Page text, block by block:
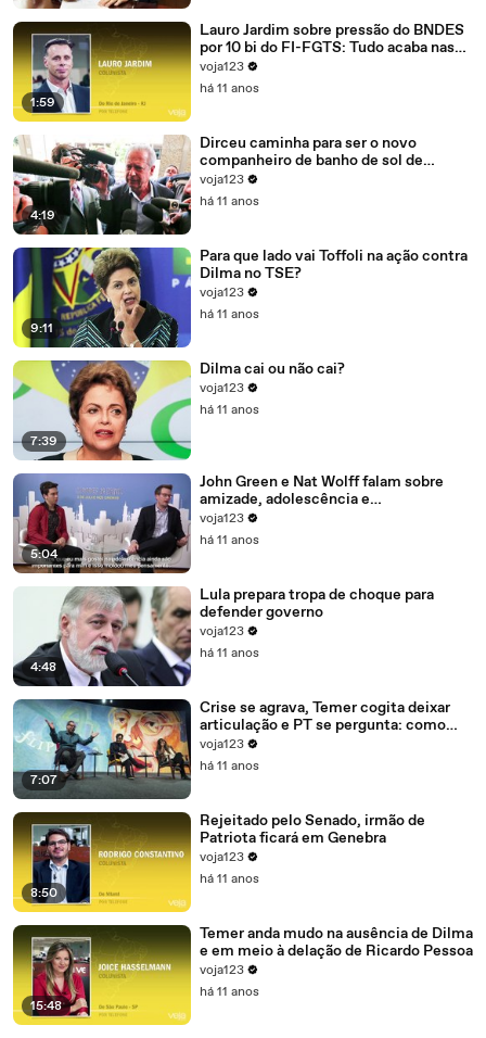
1:59
Lauro Jardim sobre pressão do BNDES
por 10 bi do FI-FGTS: Tudo acaba nas
mãos de Cunha
voja123
há 11 anos
4:19
Dirceu caminha para ser o novo
companheiro de banho de sol de
Marcelo Odebrecht e Cia.
voja123
há 11 anos
9:11
Para que lado vai Toffoli na ação contra
Dilma no TSE?
voja123
há 11 anos
7:39
Dilma cai ou não cai?
voja123
há 11 anos
5:04
John Green e Nat Wolff falam sobre
amizade, adolescência e
amadurecimento
voja123
há 11 anos
4:48
Lula prepara tropa de choque para
defender governo
voja123
há 11 anos
7:07
Crise se agrava, Temer cogita deixar
articulação e PT se pergunta: como
recompor o governo?
voja123
há 11 anos
8:50
Rejeitado pelo Senado, irmão de
Patriota ficará em Genebra
voja123
há 11 anos
15:48
Temer anda mudo na ausência de Dilma
e em meio à delação de Ricardo Pessoa
voja123
há 11 anos